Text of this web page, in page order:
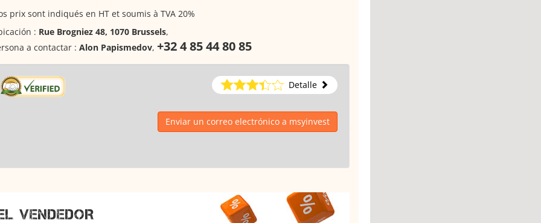
prix sont indiqués en HT et soumis à TVA 20%
: Rue Brogniez 48, 1070 Brussels,
a contactar : Alon Papismedov, +32 4 85 44 80 85
Detalle
Enviar un correo electrónico a msyinvest
VENDEDOR